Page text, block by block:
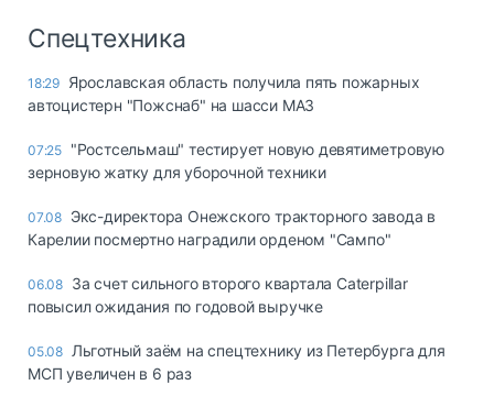
Спецтехника
18:29 Ярославская область получила пять пожарных
автоцистерн "Пожснаб" на шасси МАЗ
07:25 "Ростсельмаш" тестирует новую девятиметровую
зерновую жатку для уборочной техники
07.08 Экс-директора Онежского тракторного завода в
Карелии посмертно наградили орденом "Сампо"
06.08 За счет сильного второго квартала Caterpillar
повысил ожидания по годовой выручке
05.08 Льготный заём на спецтехнику из Петербурга для
МСП увеличен в 6 раз